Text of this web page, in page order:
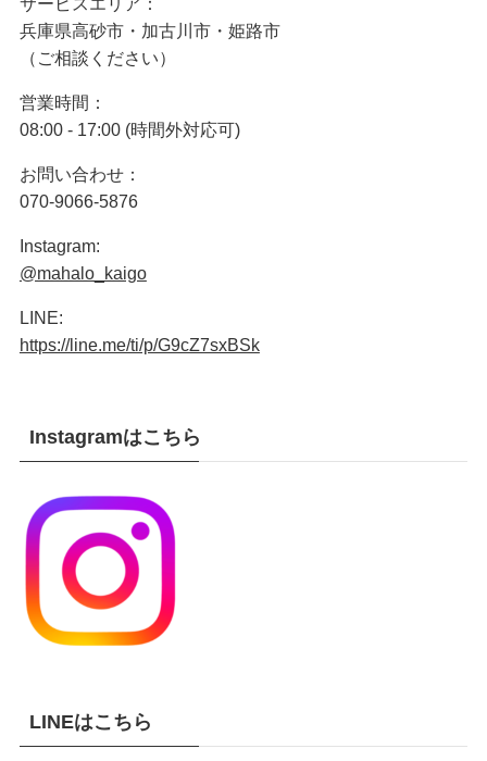
兵庫県高砂市・加古川市・姫路市
（ご相談ください）
営業時間：
08:00 - 17:00 (時間外対応可)
お問い合わせ：
070-9066-5876
Instagram:
@mahalo_kaigo
LINE:
https://line.me/ti/p/G9cZ7sxBSk
Instagramはこちら
LINEはこちら